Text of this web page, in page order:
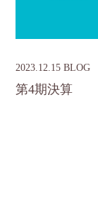
2023.12.15 BLOG
第4期決算